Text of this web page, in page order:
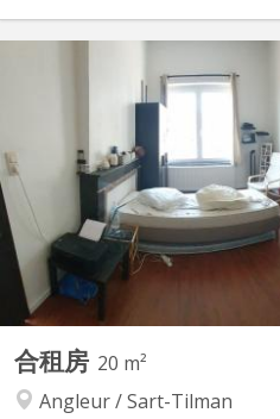
Kot entièrement individuel
calme, à côté de HELMO
et à 5 minutes du Barbou et du
4 & 6 (anc. lignes 1 & 4)
chaise,
合租房 20 m²
Angleur / Sart-Tilman